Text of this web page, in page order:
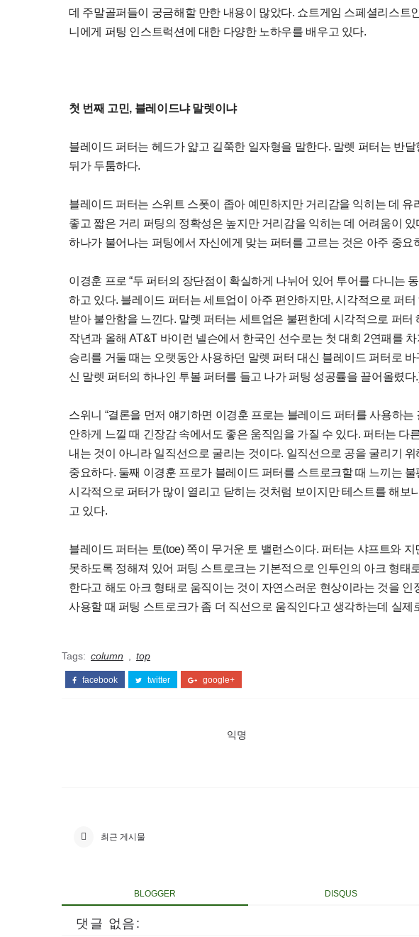
데 주말골퍼들이 궁금해할 만한 내용이 많았다. 쇼트게임 스페셜리스트
니에게 퍼팅 인스트럭션에 대한 다양한 노하우를 배우고 있다.
첫 번째 고민, 블레이드냐 말렛이냐
블레이드 퍼터는 헤드가 얇고 길쭉한 일자형을 말한다. 말렛 퍼터는 반
뒤가 두툼하다.
블레이드 퍼터는 스위트 스폿이 좁아 예민하지만 거리감을 익히는 데 유
좋고 짧은 거리 퍼팅의 정확성은 높지만 거리감을 익히는 데 어려움이
하나가 불어나는 퍼팅에서 자신에게 맞는 퍼터를 고르는 것은 아주 중요
이경훈 프로 “두 퍼터의 장단점이 확실하게 나뉘어 있어 투어를 다니는
하고 있다. 블레이드 퍼터는 세트업이 아주 편안하지만, 시각적으로 퍼
받아 불안함을 느낀다. 말렛 퍼터는 세트업은 불편한데 시각적으로 퍼터
작년과 올해 AT&T 바이런 넬슨에서 한국인 선수로는 첫 대회 2연패를
승리를 거둘 때는 오랫동안 사용하던 말렛 퍼터 대신 블레이드 퍼터로
신 말렛 퍼터의 하나인 투볼 퍼터를 들고 나가 퍼팅 성공률을 끌어올렸다
스위니 “결론을 먼저 얘기하면 이경훈 프로는 블레이드 퍼터를 사용하
안하게 느낄 때 긴장감 속에서도 좋은 움직임을 가질 수 있다. 퍼터는 다
내는 것이 아니라 일직선으로 굴리는 것이다. 일직선으로 공을 굴리기
중요하다. 둘째 이경훈 프로가 블레이드 퍼터를 스트로크할 때 느끼는
시각적으로 퍼터가 많이 열리고 닫히는 것처럼 보이지만 테스트를 해보
고 있다.
블레이드 퍼터는 토(toe) 쪽이 무거운 토 밸런스이다. 퍼터는 샤프트와
못하도록 정해져 있어 퍼팅 스트로크는 기본적으로 인투인의 아크 형태
한다고 해도 아크 형태로 움직이는 것이 자연스러운 현상이라는 것을
사용할 때 퍼팅 스트로크가 좀 더 직선으로 움직인다고 생각하는데 실제
Tags: column top
facebook twitter google+
익명
최근 게시물
BLOGGER DISQUS
댓글 없음: